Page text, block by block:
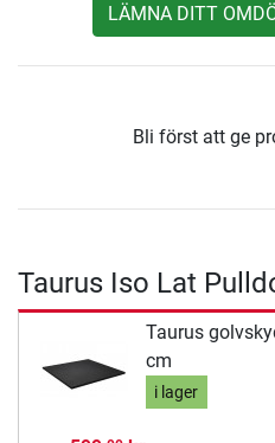
LÄMNA DITT
Bli först att ge
Taurus Iso Lat
Taurus
cm
i lager